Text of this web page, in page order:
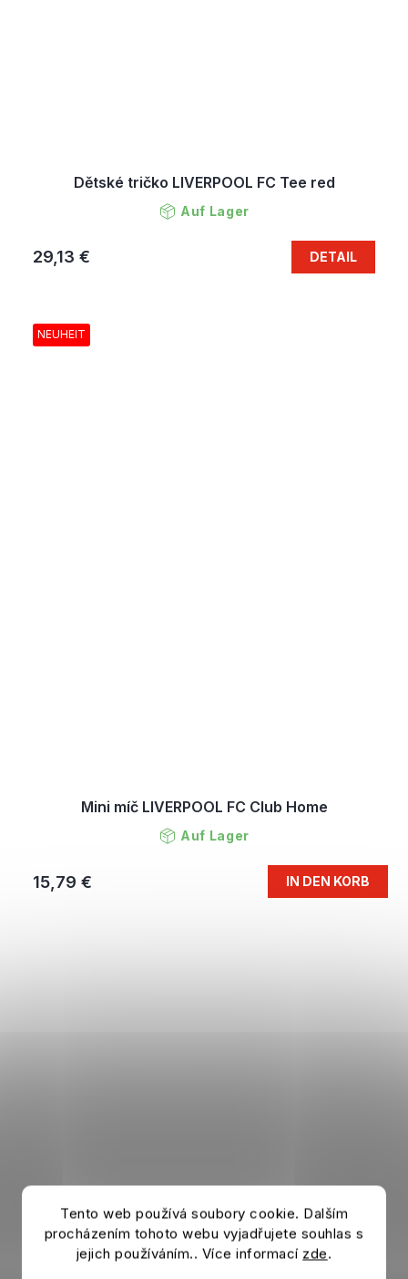
Tento web používá soubory cookie. Dalším
procházením tohoto webu vyjadřujete souhlas s
jejich používáním.. Více informací zde.
Dětské tričko LIVERPOOL FC Tee red
Auf Lager
29,13 € DETAIL
NEUHEIT
Mini míč LIVERPOOL FC Club Home
Auf Lager
15,79 € IN DEN KORB